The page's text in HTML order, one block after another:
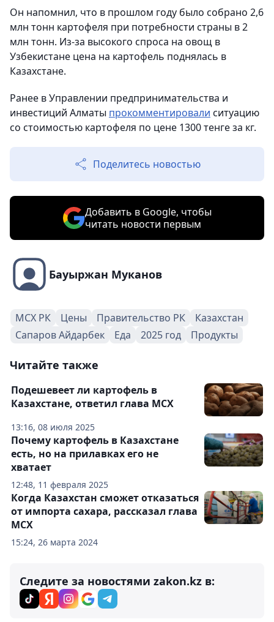
Он напомнил, что в прошлом году было собрано 2,6
млн тонн картофеля при потребности страны в 2
млн тонн. Из-за высокого спроса на овощ в
Узбекистане цена на картофель поднялась в
Казахстане.
Ранее в Управлении предпринимательства и
инвестиций Алматы прокомментировали ситуацию
со стоимостью картофеля по цене 1300 тенге за кг.
Поделитесь новостью
Добавить в Google, чтобы
читать новости первым
Бауыржан Муканов
МСХ РК Цены Правительство РК
Казахстан
Сапаров Айдарбек
Еда 2025 год Продукты
Читайте также
13:16, 08 июля 2025
Подешевеет ли картофель в
Казахстане, ответил глава МСХ
12:48, 11 февраля 2025
Почему картофель в Казахстане
есть, но на прилавках его не
хватает
15:24, 26 марта 2024
Когда Казахстан сможет отказаться
от импорта сахара, рассказал глава
МСХ
Следите за новостями zakon.kz в: